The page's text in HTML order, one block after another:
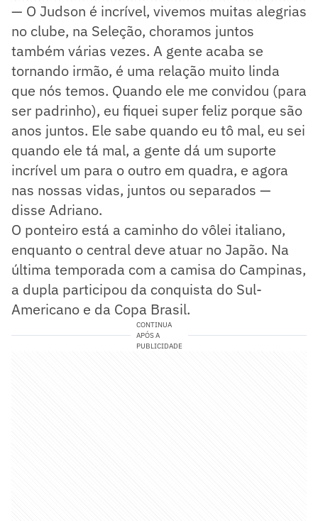
— O Judson é incrível, vivemos muitas alegrias
no clube, na Seleção, choramos juntos
também várias vezes. A gente acaba se
tornando irmão, é uma relação muito linda
que nós temos. Quando ele me convidou (para
ser padrinho), eu fiquei super feliz porque são
anos juntos. Ele sabe quando eu tô mal, eu sei
quando ele tá mal, a gente dá um suporte
incrível um para o outro em quadra, e agora
nas nossas vidas, juntos ou separados —
disse Adriano.
O ponteiro está a caminho do vôlei italiano,
enquanto o central deve atuar no Japão. Na
última temporada com a camisa do Campinas,
a dupla participou da conquista do Sul-
Americano e da Copa Brasil.
CONTINUA
APÓS A
PUBLICIDADE